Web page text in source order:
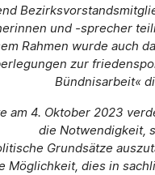
und -sprecher
Rahmen wurde auch
zur
Bündnisarbeit«
am 4. Oktober 2023
die Notwendigkeit,
Grundsätze
Möglichkeit, dies in